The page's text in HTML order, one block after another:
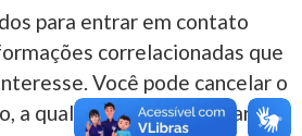
para entrar em contato
correlacionadas que
Você pode cancelar o
a qualquer momento. Para